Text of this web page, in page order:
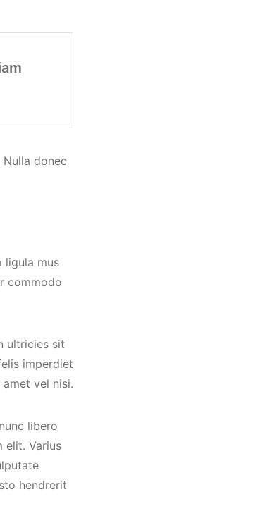
donec
ligula mus
commodo
ultricies sit
imperdiet
vel nisi.
libero
elit. Varius
hendrerit